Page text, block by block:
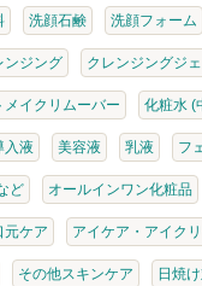
洗顔石鹸 洗顔フォーム
ンジング クレンジングジ
メイクリムーバー 化粧水 (
入液 美容液 乳液 フ
ど オールインワン化粧品
元ケア アイケア・アイク
その他スキンケア 日焼